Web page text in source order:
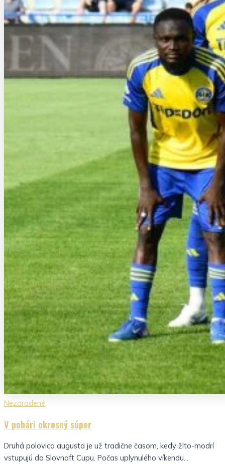
Nezaradené
V pohári okresný súper
Druhá polovica augusta je už tradične časom, kedy žlto-modrí
vstupujú do Slovnaft Cupu. Počas uplynulého víkendu...